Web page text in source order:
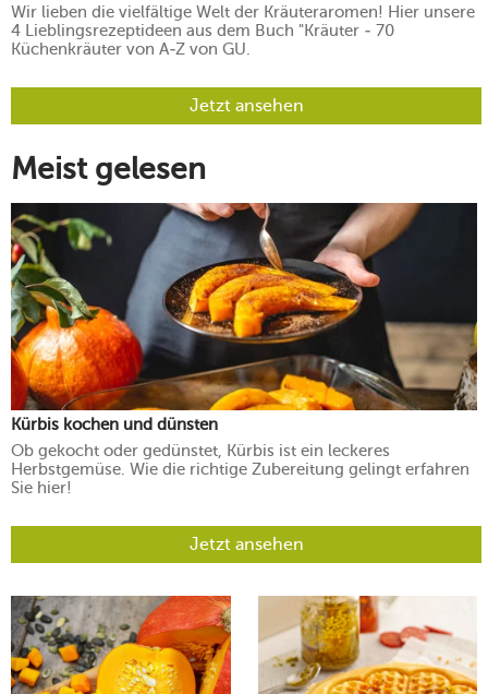
Wir lieben die vielfältige Welt der Kräuteraromen! Hier unsere
4 Lieblingsrezeptideen aus dem Buch "Kräuter - 70
Küchenkräuter von A-Z von GU.
Jetzt ansehen
Meist gelesen
Kürbis kochen und dünsten
Ob gekocht oder gedünstet, Kürbis ist ein leckeres
Herbstgemüse. Wie die richtige Zubereitung gelingt erfahren
Sie hier!
Jetzt ansehen